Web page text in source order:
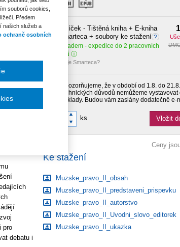
Balíček - Tištěná kniha + E-kniha
Smarteca + soubory ke stažení
Skladem - expedice do 2 pracovních
dnů
Co je Smarteca?
Upozorňujeme, že v období od 1.8. do
technických důvodů nemůžeme vystavovat
doklady. Budou vám zaslány dodatečně e-
ks Vložit
Ceny
Ke stažení
Muzske_pravo_II_obsah
Muzske_pravo_II_predstaveni_prispevku
Muzske_pravo_II_autorstvo
Muzske_pravo_II_Uvodni_slovo_editorek
Muzske_pravo_II_ukazka
v
toho, že
pro
debatu i
souborů cookies,
Předem
našich služeb a
ochraně osobních